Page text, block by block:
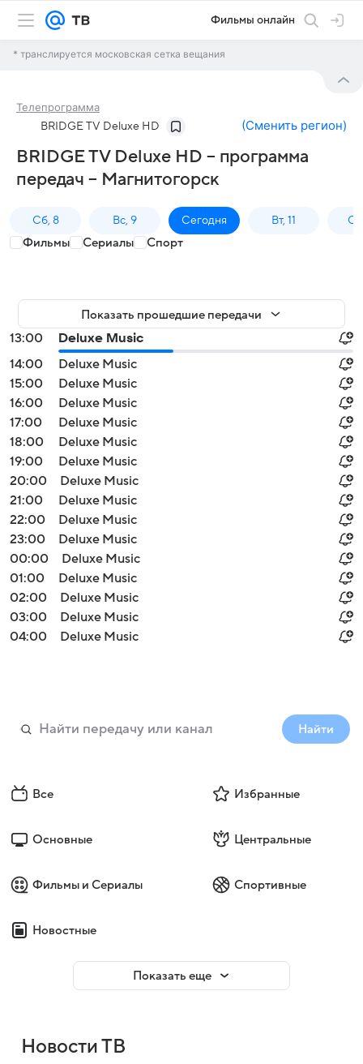
Фильмы онлайн
* транслируется московская сетка вещания
Телепрограмма
BRIDGE TV Deluxe HD (Сменить регион)
BRIDGE TV Deluxe HD – программа
передач – Магнитогорск
Сб, 8 Вс, 9 Сегодня Вт, 11
Фильмы Сериалы Спорт
Показать прошедшие передачи
13:00
Deluxe Music
14:00
Deluxe Music
15:00
Deluxe Music
16:00
Deluxe Music
17:00
Deluxe Music
18:00
Deluxe Music
19:00
Deluxe Music
20:00
Deluxe Music
21:00
Deluxe Music
22:00
Deluxe Music
23:00
Deluxe Music
00:00
Deluxe Music
01:00
Deluxe Music
02:00
Deluxe Music
03:00
Deluxe Music
04:00
Deluxe Music
Найти
Все Избранные
Основные Центральные
Фильмы и Сериалы Спортивные
Новостные
Показать еще
Новости ТВ